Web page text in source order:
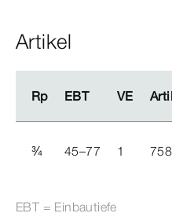
Artikel
Rp EBT VE
Rp EBT VE
¾ 45–77 1
EBT = Einbautiefe